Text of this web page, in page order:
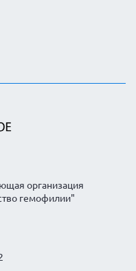
организация
гемофилии"